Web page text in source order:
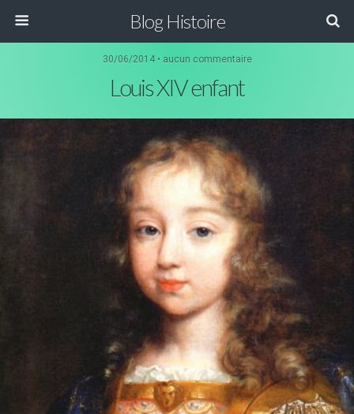
Blog Histoire
30/06/2014 • aucun commentaire
Louis XIV enfant